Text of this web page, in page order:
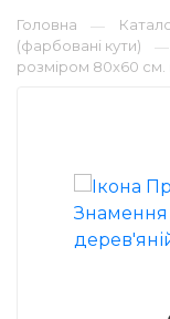
Головна —
(фарбовані кути)
—
розміром 80x60 см.